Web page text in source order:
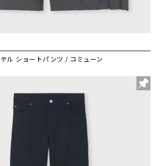
ル ショートパンツ / コミューン